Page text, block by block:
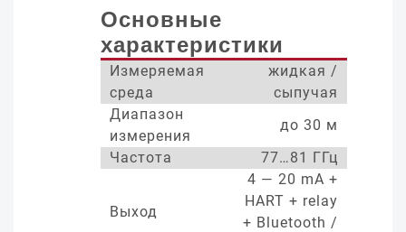
Основные
характеристики
Измеряемая
среда
жидкая /
сыпучая
Диапазон
измерения
до 30 м
Частота
77…81 ГГц
Выход
4 — 20 mA +
HART + relay
+ Bluetooth /